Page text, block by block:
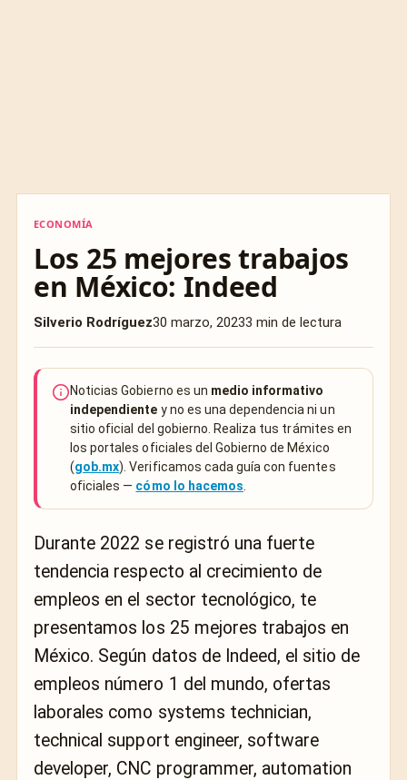
ECONOMÍA
Los 25 mejores trabajos
en México: Indeed
Silverio Rodríguez30 marzo, 20233 min de lectura
Noticias Gobierno es un medio informativo
independiente y no es una dependencia ni un
sitio oficial del gobierno. Realiza tus trámites en
los portales oficiales del Gobierno de México
(gob.mx). Verificamos cada guía con fuentes
oficiales — cómo lo hacemos
Durante 2022 se registró una fuerte
tendencia respecto al crecimiento de
empleos en el sector tecnológico, te
presentamos los 25 mejores trabajos en
México. Según datos de Indeed, el sitio de
empleos número 1 del mundo, ofertas
laborales como systems technician,
technical support engineer, software
developer, CNC programmer, automation